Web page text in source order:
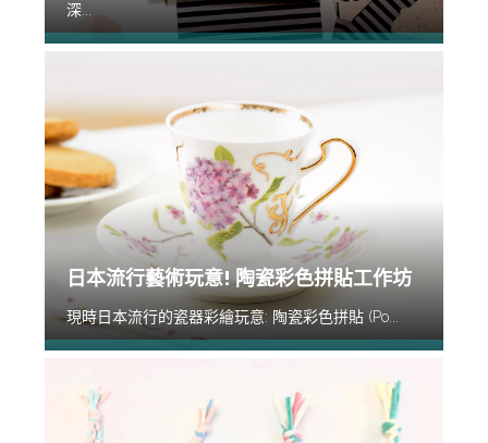
深...
日本流行藝術玩意! 陶瓷彩色拼貼工作坊
現時日本流行的瓷器彩繪玩意: 陶瓷彩色拼貼 (Po...